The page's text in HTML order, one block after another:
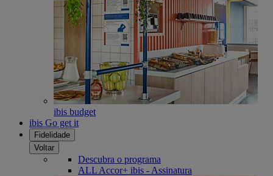
ibis budget
ibis Go get it
Fidelidade
Voltar
Descubra o programa
ALL Accor+ ibis - Assinatura